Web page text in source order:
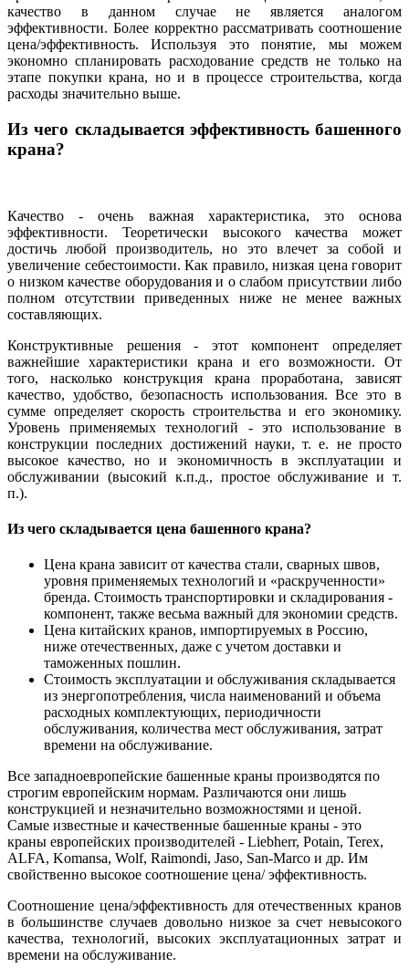
качество в данном случае не является аналогом
эффективности. Более корректно рассматривать соотношение
цена/эффективность. Используя это понятие, мы можем
экономно спланировать расходование средств не только на
этапе покупки крана, но и в процессе строительства, когда
расходы значительно выше.
Из чего складывается эффективность башенного
крана?
Качество - очень важная характеристика, это основа
эффективности. Теоретически высокого качества может
достичь любой производитель, но это влечет за собой и
увеличение себестоимости. Как правило, низкая цена говорит
о низком качестве оборудования и о слабом присутствии либо
полном отсутствии приведенных ниже не менее важных
составляющих.
Конструктивные решения - этот компонент определяет
важнейшие характеристики крана и его возможности. От
того, насколько конструкция крана проработана, зависят
качество, удобство, безопасность использования. Все это в
сумме определяет скорость строительства и его экономику.
Уровень применяемых технологий - это использование в
конструкции последних достижений науки, т. е. не просто
высокое качество, но и экономичность в эксплуатации и
обслуживании (высокий к.п.д., простое обслуживание и т.
п.).
Из чего складывается цена башенного крана?
Цена крана зависит от качества стали, сварных швов,
уровня применяемых технологий и «раскрученности»
бренда. Стоимость транспортировки и складирования -
компонент, также весьма важный для экономии средств.
Цена китайских кранов, импортируемых в Россию,
ниже отечественных, даже с учетом доставки и
таможенных пошлин.
Стоимость эксплуатации и обслуживания складывается
из энергопотребления, числа наименований и объема
расходных комплектующих, периодичности
обслуживания, количества мест обслуживания, затрат
времени на обслуживание.
Все западноевропейские башенные краны производятся по
строгим европейским нормам. Различаются они лишь
конструкцией и незначительно возможностями и ценой.
Самые известные и качественные башенные краны - это
краны европейских производителей - Liebherr, Potain, Terex,
ALFA, Komansa, Wolf, Raimondi, Jaso, San-Marco и др. Им
свойственно высокое соотношение цена/ эффективность.
Соотношение цена/эффективность для отечественных кранов
в большинстве случаев довольно низкое за счет невысокого
качества, технологий, высоких эксплуатационных затрат и
времени на обслуживание.